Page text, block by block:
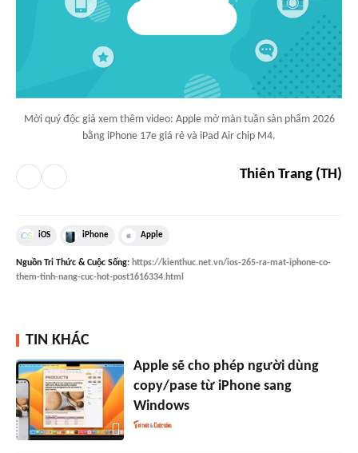
Mời quý độc giả xem thêm video: Apple mở màn tuần sản phẩm 2026
bằng iPhone 17e giá rẻ và iPad Air chip M4.
Thiên Trang (TH)
iOS iPhone Apple
Nguồn Tri Thức & Cuộc Sống: https://kienthuc.net.vn/ios-265-ra-mat-iphone-co-
them-tinh-nang-cuc-hot-post1616334.html
TIN KHÁC
Apple sẽ cho phép người dùng
copy/pase từ iPhone sang
Windows